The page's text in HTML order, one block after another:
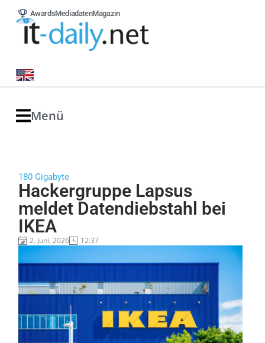
AwardsMediadatenMagazin
Menü
180 Gigabyte
Hackergruppe Lapsus
meldet Datendiebstahl bei
IKEA
2. Juni, 2026 12:37